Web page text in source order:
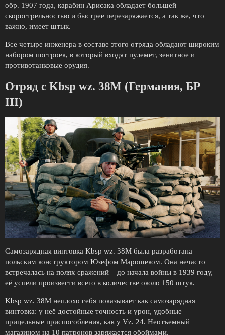
обр. 1907 года, карабин Арисака обладает большей
скорострельностью и быстрее перезаряжается, а так же, что
важно, имеет штык.
Все четыре инженера в составе этого отряда обладают широким
набором построек, в который входят пулемет, зенитное и
противотанковые орудия.
Отряд с Kbsp wz. 38M (Германия, БР
III)
Самозарядная винтовка Kbsp wz. 38M была разработана
польским конструктором Юзефом Марошеком. Она нечасто
встречалась на полях сражений – до начала войны в 1939 году,
её успели произвести всего в количестве около 150 штук.
Kbsp wz. 38M неплохо себя показывает как самозарядная
винтовка: у неё достойные точность и урон, удобные
прицельные приспособления, как у Vz. 24. Неотъемный
магазином на 10 патронов заряжается обоймами.